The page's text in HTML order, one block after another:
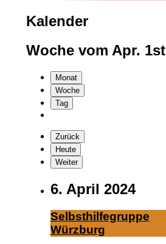
Kalender
Woche vom Apr. 1st
Monat
Woche
Tag
Zurück
Heute
Weiter
6. April 2024
Selbst­hil­fe­grup­pe
Würz­burg